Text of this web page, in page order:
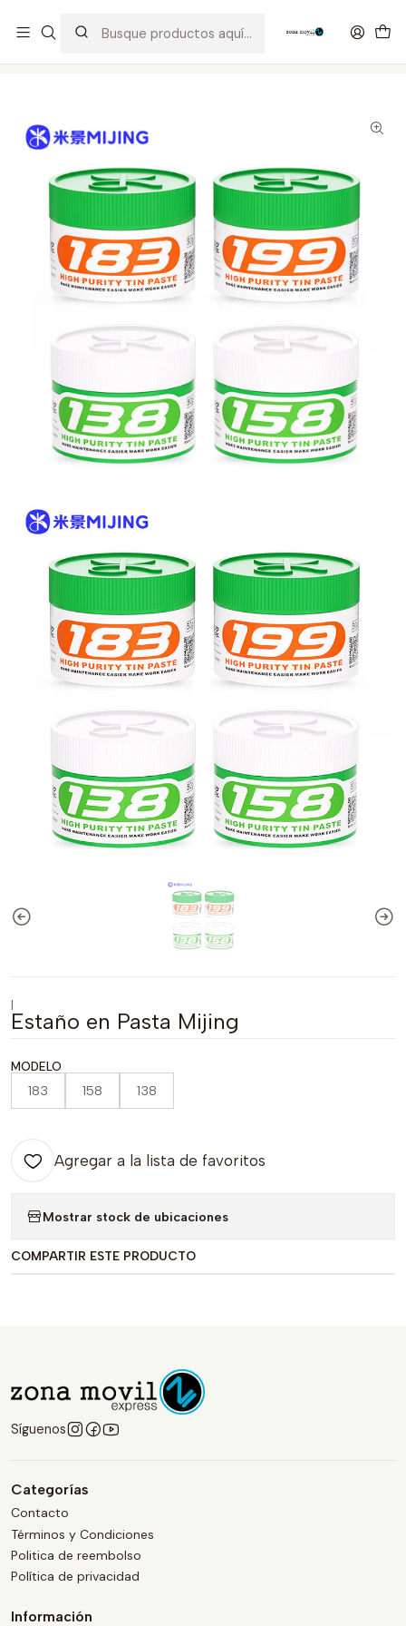
|
Estaño en Pasta Mijing
MODELO
183 158 138
Agregar a la lista de favoritos
Mostrar stock de ubicaciones
COMPARTIR ESTE PRODUCTO
Síguenos
Categorías
Contacto
Términos y Condiciones
Politica de reembolso
Política de privacidad
Información